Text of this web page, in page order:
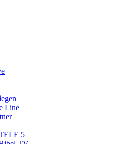
Line
5